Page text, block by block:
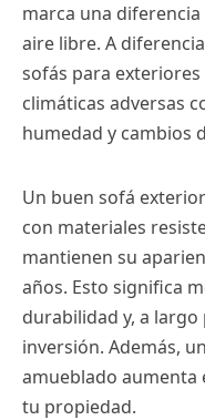
marca una
aire libre. A
sofás para
climáticas adversas
humedad y cambios
Un buen sofá
con materiales
mantienen su
años. Esto significa
durabilidad y, a
inversión. Además,
amueblado aumenta
tu propiedad.